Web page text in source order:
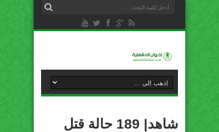
شاهد| 189 حالة قتل